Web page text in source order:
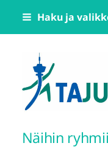
Siirry
Haku ja
Näihin